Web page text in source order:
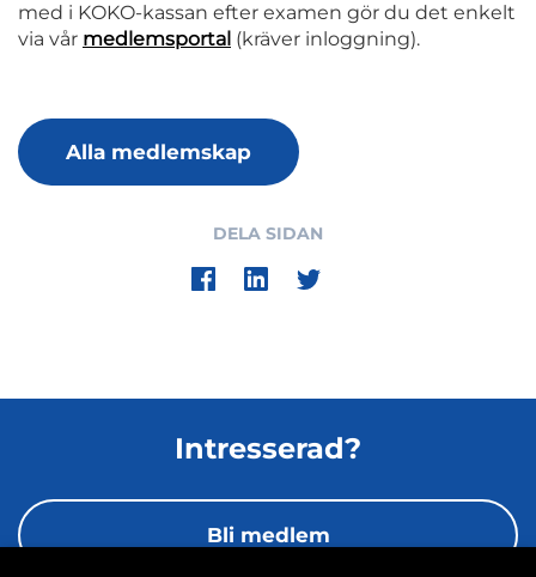
med i KOKO-kassan efter examen gör du det enkelt
via vår medlemsportal (kräver inloggning).
Alla medlemskap
DELA SIDAN
Intresserad?
Bli medlem